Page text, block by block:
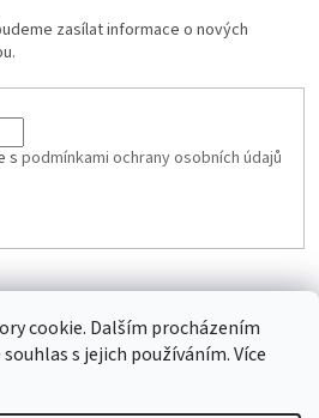
cookie. Dalším procházením
s jejich používáním. Více
zasílat informace o nových
s podmínkami ochrany osobních údajů
Facebook